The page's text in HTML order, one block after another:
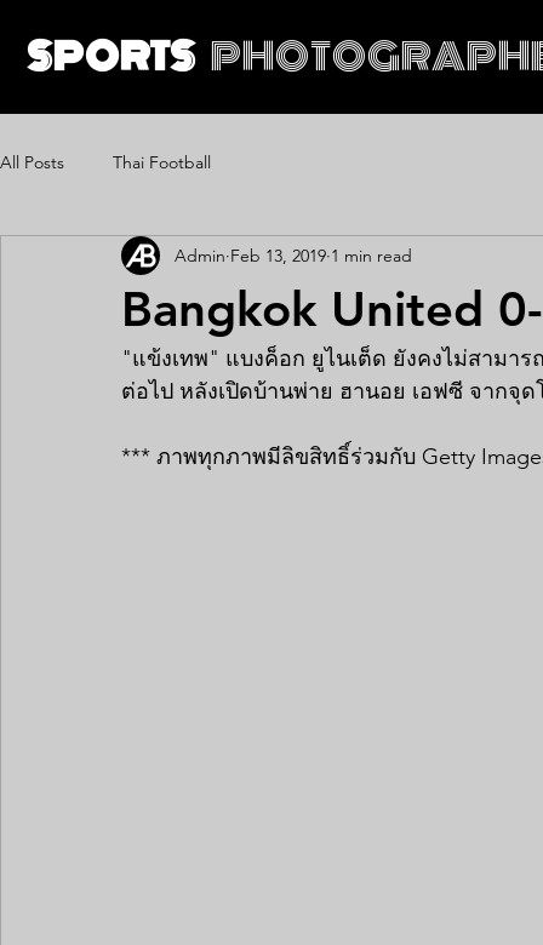
SPORTS
All Posts Thai Football
Bangkok United
Admin Feb 13, 2019 1 min read
"แข้งเทพ" แบงค็อก ยูไนเต็ด ยังคงไม่สามาร
ต่อไป หลังเปิดบ้านพ่าย ฮานอย เอฟซี จากจุ
*** ภาพทุกภาพมีลิขสิทธิ์ร่วมกับ Getty